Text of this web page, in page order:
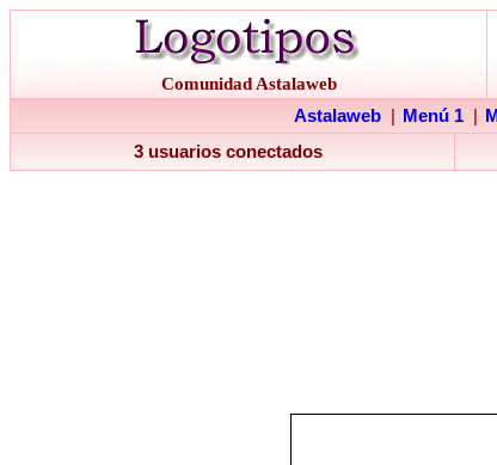
Comunidad Astalaweb
Astalaweb
Menú 1
3 usuarios conectados